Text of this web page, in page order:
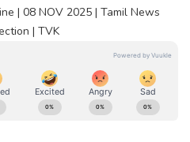
| 08 NOV 2025 | Tamil News
| TVK